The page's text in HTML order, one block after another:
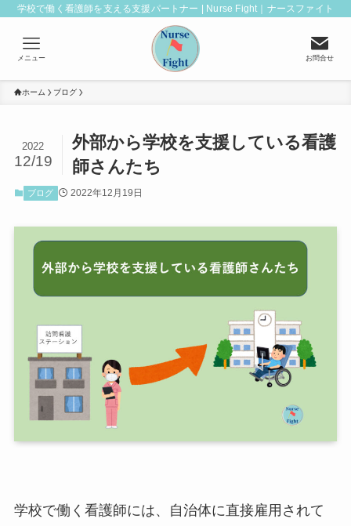
学校で働く看護師を支える支援パートナー | Nurse Fight｜ナースファイト
お問合せ
メニュー
ホーム ブログ
外部から学校を支援している看護
師さんたち
2022
12/19
ブログ 2022年12月19日
学校で働く看護師には、自治体に直接雇用されて